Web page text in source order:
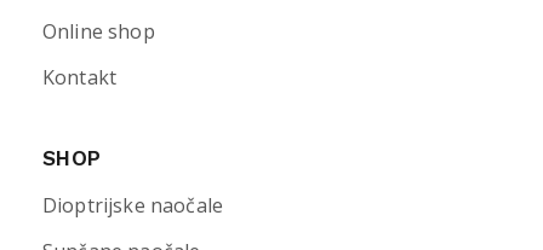
Online shop
Kontakt
SHOP
Dioptrijske naočale